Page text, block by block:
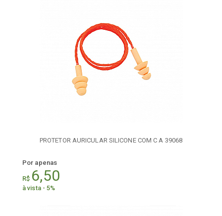
PROTETOR AURICULAR SILICONE COM C A 39068
Por apenas
R$ 6,50
à vista - 5%